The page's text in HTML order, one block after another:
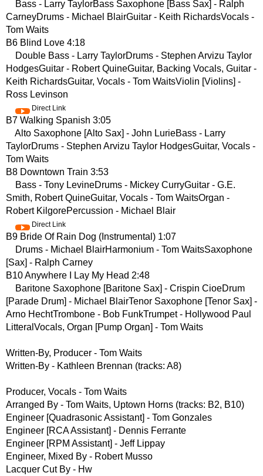
Bass - Larry TaylorBass Saxophone [Bass Sax] - Ralph
CarneyDrums - Michael BlairGuitar - Keith RichardsVocals -
Tom Waits
B6 Blind Love 4:18
Double Bass - Larry TaylorDrums - Stephen Arvizu Taylor
HodgesGuitar - Robert QuineGuitar, Backing Vocals, Guitar -
Keith RichardsGuitar, Vocals - Tom WaitsViolin [Violins] -
Ross Levinson
Direct Link
B7 Walking Spanish 3:05
Alto Saxophone [Alto Sax] - John LurieBass - Larry
TaylorDrums - Stephen Arvizu Taylor HodgesGuitar, Vocals -
Tom Waits
B8 Downtown Train 3:53
Bass - Tony LevineDrums - Mickey CurryGuitar - G.E.
Smith, Robert QuineGuitar, Vocals - Tom WaitsOrgan -
Robert KilgorePercussion - Michael Blair
Direct Link
B9 Bride Of Rain Dog (Instrumental) 1:07
Drums - Michael BlairHarmonium - Tom WaitsSaxophone
[Sax] - Ralph Carney
B10 Anywhere I Lay My Head 2:48
Baritone Saxophone [Baritone Sax] - Crispin CioeDrum
[Parade Drum] - Michael BlairTenor Saxophone [Tenor Sax] -
Arno HechtTrombone - Bob FunkTrumpet - Hollywood Paul
LitteralVocals, Organ [Pump Organ] - Tom Waits
Written-By, Producer - Tom Waits
Written-By - Kathleen Brennan (tracks: A8)
Producer, Vocals - Tom Waits
Arranged By - Tom Waits, Uptown Horns (tracks: B2, B10)
Engineer [Quadrasonic Assistant] - Tom Gonzales
Engineer [RCA Assistant] - Dennis Ferrante
Engineer [RPM Assistant] - Jeff Lippay
Engineer, Mixed By - Robert Musso
Lacquer Cut By - Hw